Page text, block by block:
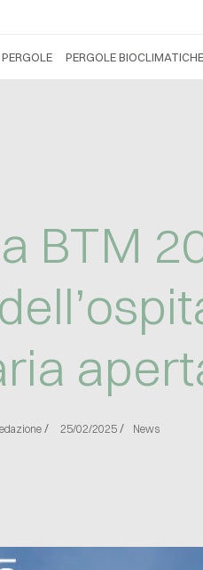
PERGOLE PERGOLE BIOCLIMATICHE
BTM
/ 25/02/2025/ News